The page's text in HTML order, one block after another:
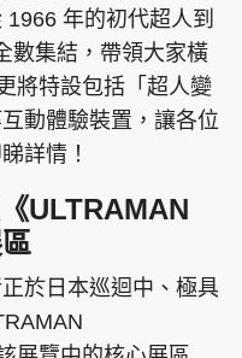
年的初代超人到
數集結，帶領大家橫
將特設包括「超人變
動體驗裝置，讓各位
詳情！
ULTRAMAN
於日本巡迴中、極具